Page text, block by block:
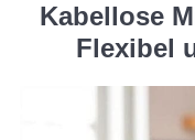
Kabellose
Flexibel